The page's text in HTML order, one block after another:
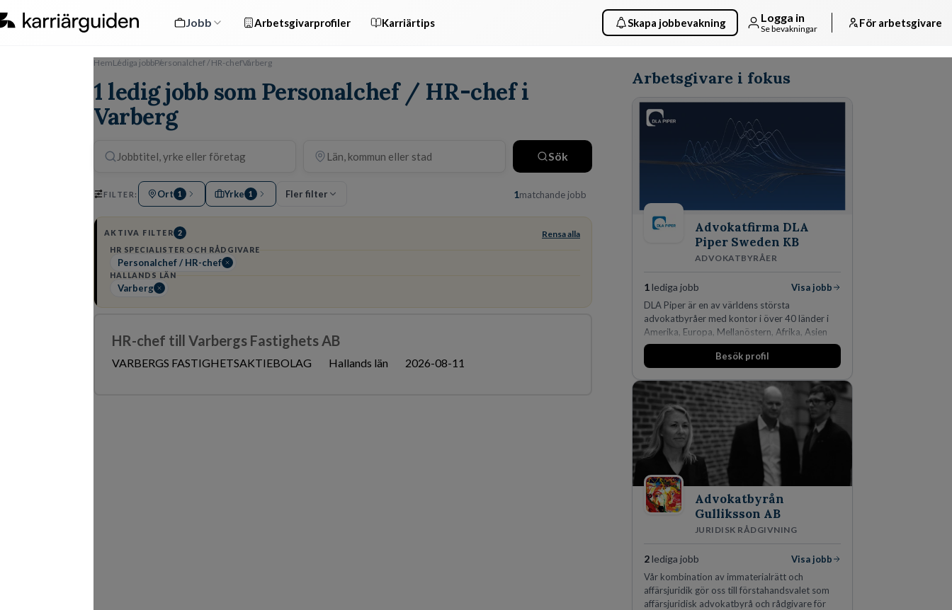
Jobb Arbetsgivarprofiler Karriärtips Skapa jobbevakning Logga in
Se bevakningar För arbetsgivare
HemLediga jobbPersonalchef / HR-chefVarberg
1 ledig jobb som Personalchef / HR-chef i
Varberg
Sök
FILTER: Ort 1 Yrke 1 Fler filter 1matchande jobb
AKTIVA FILTER 2 Rensa alla
HR SPECIALISTER OCH RÅDGIVARE
Personalchef / HR-chef
HALLANDS LÄN
Varberg
HR-chef till Varbergs Fastighets AB
VARBERGS FASTIGHETSAKTIEBOLAG Hallands län 2026-08-11
Arbetsgivare i fokus
Advokatfirma DLA
Piper Sweden KB
ADVOKATBYRÅER
1lediga jobb
Visa jobb
DLA Piper är en av världens största
advokatbyråer med kontor i över 40 länder i
Amerika, Europa, Mellanöstern, Afrika, Asien
och Oceanien. Vi är specialister inom
affärsjuridikens alla områden och vi har några
fler än 450 jurister på fem kontor i Stockholm,
Köpenhamn, Århus, Oslo och Helsingfors kan vi
på DLA Piper erbjuda våra klienter en unik,
effektiv och gränsöverskridande nordisk
expertis. På vårt kontor i centrala Stockholm är
vi idag drygt 240 medarbetare.
Besök profil
Advokatbyrån
Gulliksson AB
JURIDISK RÅDGIVNING
2lediga jobb
Visa jobb
Vår kombination av immaterialrätt och
affärsjuridik gör oss till förstahandsvalet som
affärsjuridisk advokatbyrå och rådgivare för